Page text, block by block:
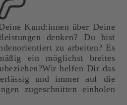
Kund:innen über Deine
denken? Du bist
zu arbeiten? Es
ein möglichst breites
helfen Dir das
und immer auf die
zugeschnitten einholen